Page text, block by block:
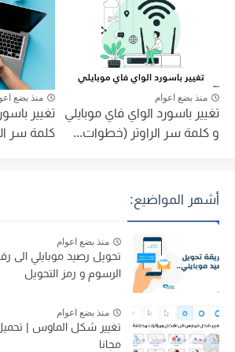
منذ بضع اعوام
تغيير باسورد الواي فاي موبايلي
و كلمة سر الراوتر (خطوات...
منذ بضع
تغيير
كلمة سر
أشهر المواضيع:
منذ بضع اعوام
تحويل رصيد موبايلي الى
الرسوم و رمز التحويل
منذ بضع اعوام
تغيير شكل الماوس |
مجانا